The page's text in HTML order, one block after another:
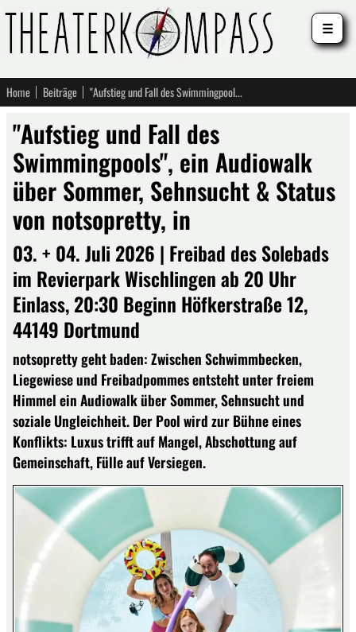
Home Beiträge "Aufstieg und Fall des Swimmingpools", ein Audiowalk über Sommer, Sehnsucht & Status von notsopretty, in
"Aufstieg und Fall des
Swimmingpools", ein Audiowalk
über Sommer, Sehnsucht & Status
von notsopretty, in
03. + 04. Juli 2026 | Freibad des Solebads
im Revierpark Wischlingen ab 20 Uhr
Einlass, 20:30 Beginn Höfkerstraße 12,
44149 Dortmund
notsopretty geht baden: Zwischen Schwimmbecken,
Liegewiese und Freibadpommes entsteht unter freiem
Himmel ein Audiowalk über Sommer, Sehnsucht und
soziale Ungleichheit. Der Pool wird zur Bühne eines
Konflikts: Luxus trifft auf Mangel, Abschottung auf
Gemeinschaft, Fülle auf Versiegen.
☰